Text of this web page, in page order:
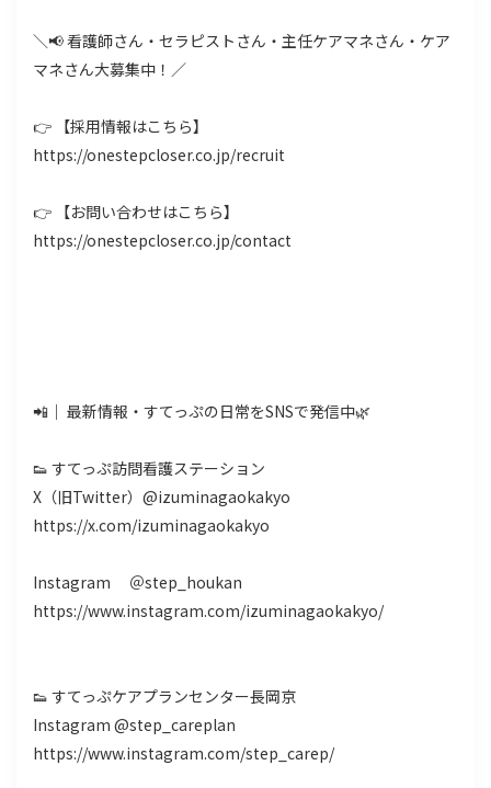
＼📢 看護師さん・セラピストさん・主任ケアマネさん・ケア
マネさん大募集中！／
👉 【採用情報はこちら】
https://onestepcloser.co.jp/recruit
👉 【お問い合わせはこちら】
https://onestepcloser.co.jp/contact
📲｜ 最新情報・すてっぷの日常をSNSで発信中🌿
👟 すてっぷ訪問看護ステーション
X（旧Twitter）@izuminagaokakyo
https://x.com/izuminagaokakyo
Instagram ＠step_houkan
https://www.instagram.com/izuminagaokakyo/
👟 すてっぷケアプランセンター長岡京
Instagram @step_careplan
https://www.instagram.com/step_carep/